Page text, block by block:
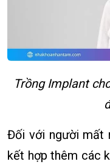
Trồng Implant
Đối với người mất
kết hợp thêm các